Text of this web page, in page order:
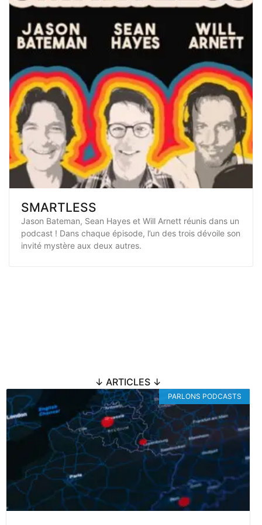
SMARTLESS
Jason Bateman, Sean Hayes et Will Arnett réunis dans un
podcast ! Dans chaque épisode, l’un des trois dévoile son
invité mystère aux deux autres.
↓ ARTICLES ↓
PARLONS PODCASTS